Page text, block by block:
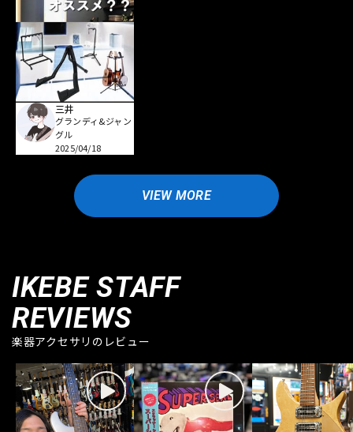
三井
グランディ&ジャン
グル
2025/04/18
VIEW MORE
IKEBE STAFF
REVIEWS
楽器アクセサリのレビュー